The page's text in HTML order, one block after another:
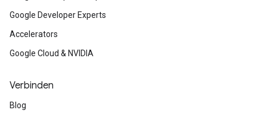
Google Developer Experts
Accelerators
Google Cloud & NVIDIA
Verbinden
Blog